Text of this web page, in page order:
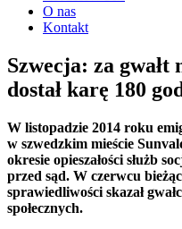
O nas
Kontakt
Szwecja: za
dostał karę 180
W listopadzie 2014 roku
w szwedzkim mieście
okresie opieszałości służb
przed sąd. W czerwcu
sprawiedliwości skazał
społecznych.